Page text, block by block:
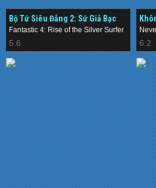
Bộ Tứ Siêu Đẳng 2: Sứ Giả Bạc
(2007)
Fantastic 4: Rise of the Silver Surfer
5.6 6.2